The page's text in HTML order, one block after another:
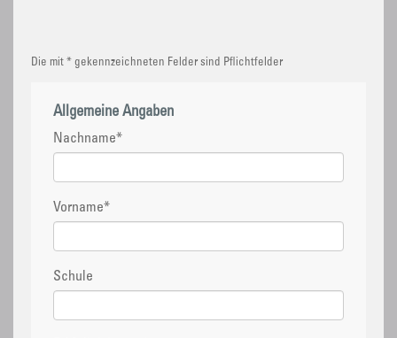
Die mit * gekennzeichneten Felder sind Pflichtfelder
Allgemeine Angaben
Nachname*
Vorname*
Schule